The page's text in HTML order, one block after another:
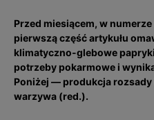
Przed miesiącem, w
pierwszą część artykułu
klimatyczno-glebowe
potrzeby pokarmowe i
Poniżej — produkcja rozsady
warzywa (red.).